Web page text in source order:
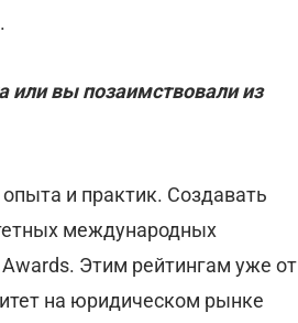
или вы позаимствовали из
и практик. Создавать
международных
Awards. Этим рейтингам уже от
на юридическом рынке